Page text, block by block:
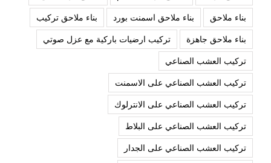
بناء ملاحق
بناء ملاحق اسمنت بورد
بناء ملاحق تركيب
بناء ملاحق جاهزة
تركيب ارضيات باركية مع عزل صوتي
تركيب العشب الصناعي
تركيب العشب الصناعي على الاسمنت
تركيب العشب الصناعي على الانترلوك
تركيب العشب الصناعي على البلاط
تركيب العشب الصناعي على الجدار